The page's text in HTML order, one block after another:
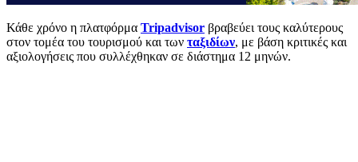
Κάθε χρόνο η πλατφόρμα Tripadvisor βραβεύει τους καλύτερους
στον τομέα του τουρισμού και των ταξιδίων, με βάση κριτικές και
αξιολογήσεις που συλλέχθηκαν σε διάστημα 12 μηνών.